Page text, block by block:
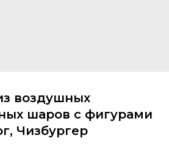
воздушных
шаров с фигурами
Чизбургер